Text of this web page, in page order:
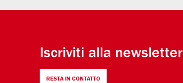
Iscriviti alla newsletter
RESTA IN CONTATTO